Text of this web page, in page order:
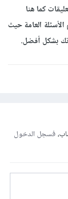
كما هنا
العامة حيث
بشكل أفضل.
فسجل الدخول